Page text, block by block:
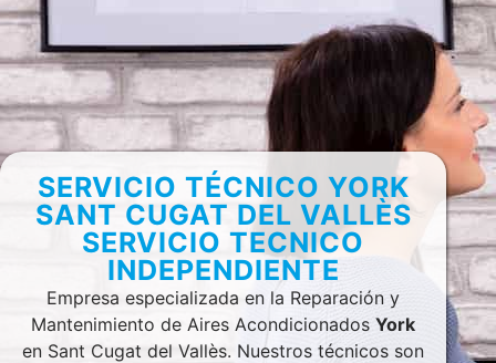
SERVICIO TÉCNICO YORK
SANT CUGAT DEL VALLÈS
SERVICIO TECNICO
INDEPENDIENTE
Empresa especializada en la Reparación y
Mantenimiento de Aires AcondicionadosYork
en Sant Cugat del Vallès. Nuestros técnicos son